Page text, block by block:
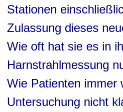
Stationen
Zulassung dieses
Wie oft hat sie es in
Harnstrahlmessung
Wie Patienten immer
Untersuchung nicht